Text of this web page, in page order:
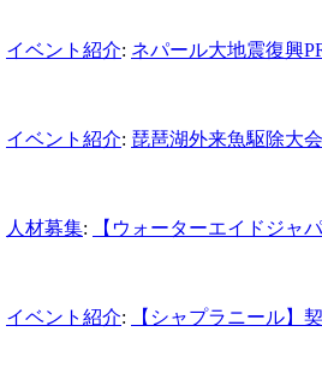
イベント紹介: ネパール大地震復興
イベント紹介: 琵琶湖外来魚駆除大
人材募集: 【ウォーターエイドジャ
イベント紹介: 【シャプラニール】